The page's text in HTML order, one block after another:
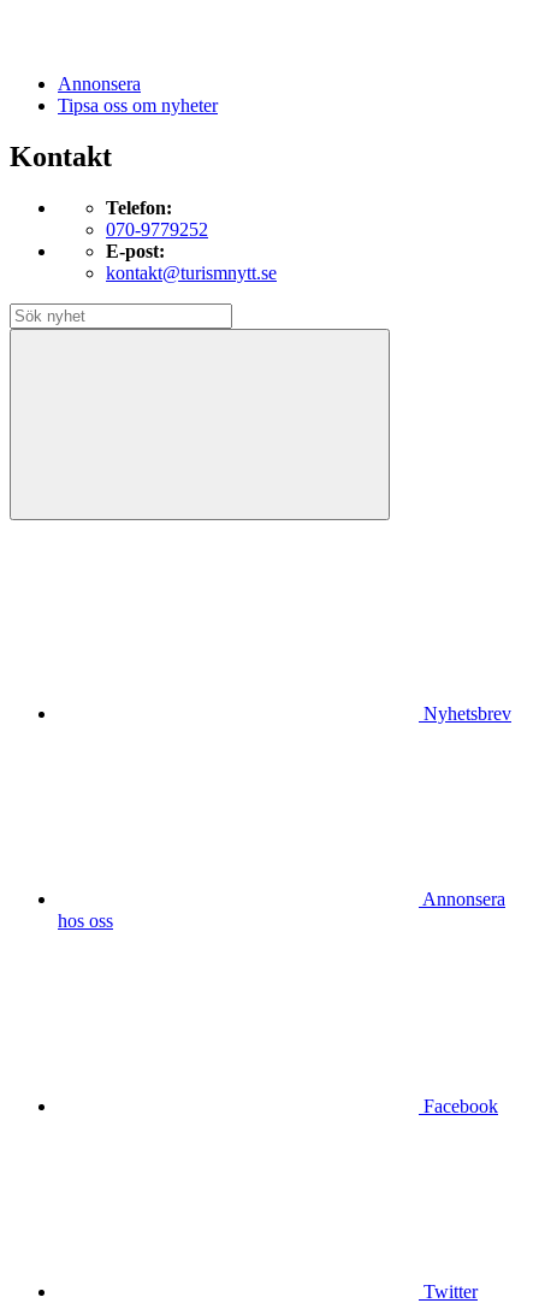
Annonsera
Tipsa oss om nyheter
Kontakt
Telefon:
070-9779252
E-post:
kontakt@turismnytt.se
Nyhetsbrev
Annonsera
hos oss
Facebook
Twitter